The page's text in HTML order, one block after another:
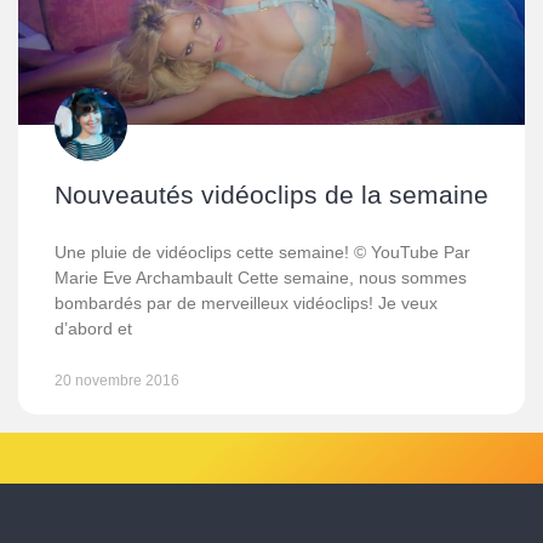
Nouveautés vidéoclips de la semaine
Une pluie de vidéoclips cette semaine! © YouTube Par
Marie Eve Archambault Cette semaine, nous sommes
bombardés par de merveilleux vidéoclips! Je veux
d’abord et
20 novembre 2016